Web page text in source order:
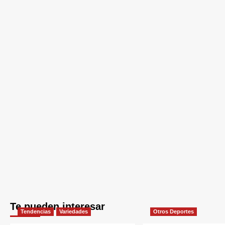
Te pueden interesar
Tendencias Variedades Otros Deportes